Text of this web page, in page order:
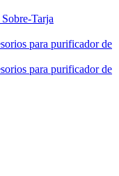
Tarja
para purificador de
para purificador de